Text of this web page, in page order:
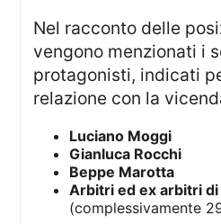
Nel racconto delle posizioni espresse
vengono menzionati i
protagonisti, indicati
relazione con la
Luciano Moggi
Gianluca Rocchi
Beppe Marotta
Arbitri ed ex arbitri di
(complessivamente